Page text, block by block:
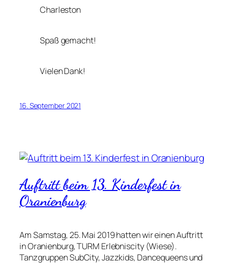
Charleston
Spaß gemacht!
Vielen Dank!
16. September 2021
Auftritt beim 13. Kinderfest in
Oranienburg
Am Samstag, 25. Mai 2019 hatten wir einen Auftritt
in Oranienburg, TURM Erlebniscity (Wiese).
Tanzgruppen SubCity, Jazzkids, Dancequeens und